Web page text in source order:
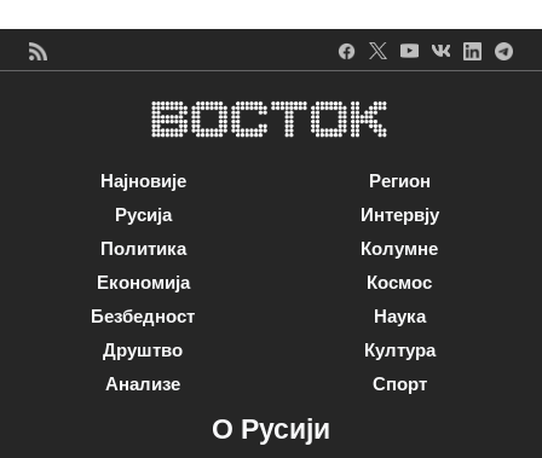
Најновије
Русија
Политика
Економија
Безбедност
Друштво
Анализе
Регион
Интервју
Колумне
Космос
Наука
Култура
Спорт
О Русији